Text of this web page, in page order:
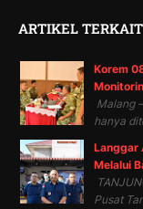
ARTIKEL TERKAIT
Korem
Malang
hanya
Langgar
Melalui
Pusat